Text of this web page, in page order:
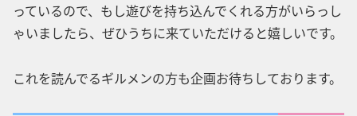
っているので、もし遊びを持ち込んでくれる方がいらっし
ゃいましたら、ぜひうちに来ていただけると嬉しいです。
これを読んでるギルメンの方も企画お待ちしております。